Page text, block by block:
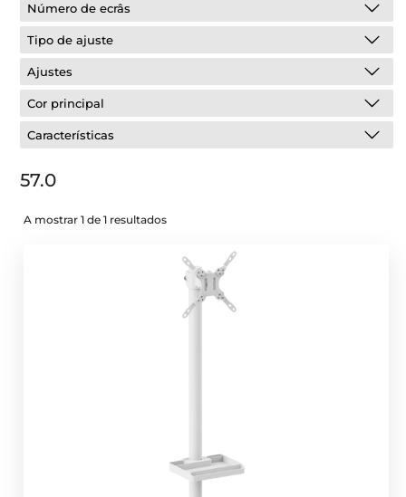
Número de ecrâs
Tipo de ajuste
Ajustes
Cor principal
Características
57.0
A mostrar 1 de 1 resultados